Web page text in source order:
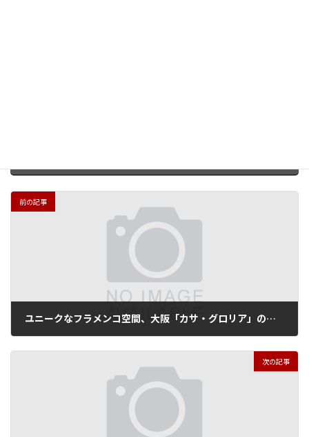
前の記事
ユニークなフラメンコ空間、大阪「カサ・グロリア」の試み
次の記事